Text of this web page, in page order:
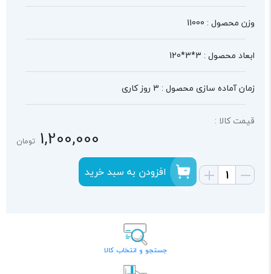
وزن محصول : 11000
ابعاد محصول : 3*3*120
زمان آماده سازی محصول : 3 روز کاری
قیمت کالا :
1,200,000 تومان
افزودن به سبد خرید
جستجو و انتخاب کالا